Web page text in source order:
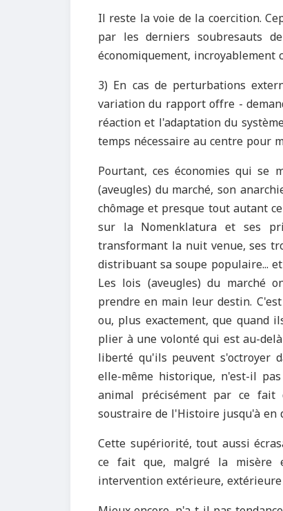
Il reste la voie de la coercition.
par les derniers soubresauts
économiquement,
3) En cas de perturbations
variation du rapport offre -
réaction et l'adaptation du
temps nécessaire au centre pour
Pourtant, ces économies qui
(aveugles) du marché, son
chômage et presque tout autant
sur la Nomenklatura et ses
transformant la nuit venue, ses
distribuant sa soupe populaire...
Les lois (aveugles) du marché
prendre en main leur destin.
ou, plus exactement, que quand
plier à une volonté qui est au-
liberté qu'ils peuvent s'octroyer
elle-même historique, n'est-il
animal précisément par ce fait
soustraire de l'Histoire jusqu'à en
Cette supériorité, tout aussi
ce fait que, malgré la misère
intervention extérieure,